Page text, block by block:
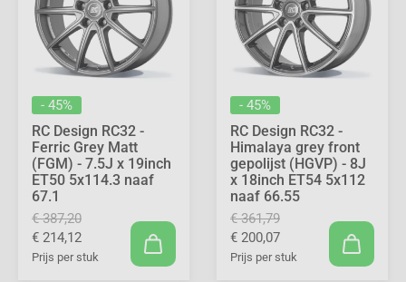
- 45%
RC Design RC32 -
Ferric Grey Matt
(FGM) - 7.5J x 19inch
ET50 5x114.3 naaf
67.1
€ 387,20
€ 214,12
Prijs per stuk
- 45%
RC Design RC32 -
Himalaya grey front
gepolijst (HGVP) - 8J
x 18inch ET54 5x112
naaf 66.55
€ 361,79
€ 200,07
Prijs per stuk